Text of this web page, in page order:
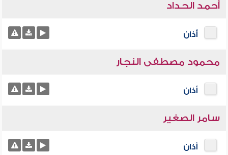
أحمد الحداد
أذان
محمود مصطفى النجار
أذان
سامر الصغير
أذان